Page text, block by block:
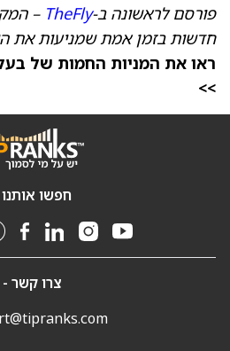
פורסם לראשונה ב-TheFly
–
חדשות בזמן אמת שמניעות את
>>
חפשו
צרו קשר -